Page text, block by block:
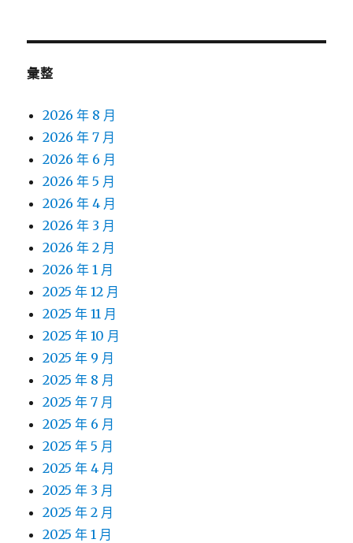
彙整
2026 年 8 月
2026 年 7 月
2026 年 6 月
2026 年 5 月
2026 年 4 月
2026 年 3 月
2026 年 2 月
2026 年 1 月
2025 年 12 月
2025 年 11 月
2025 年 10 月
2025 年 9 月
2025 年 8 月
2025 年 7 月
2025 年 6 月
2025 年 5 月
2025 年 4 月
2025 年 3 月
2025 年 2 月
2025 年 1 月